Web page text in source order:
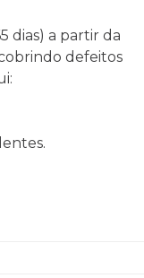
dias) a partir da
defeitos